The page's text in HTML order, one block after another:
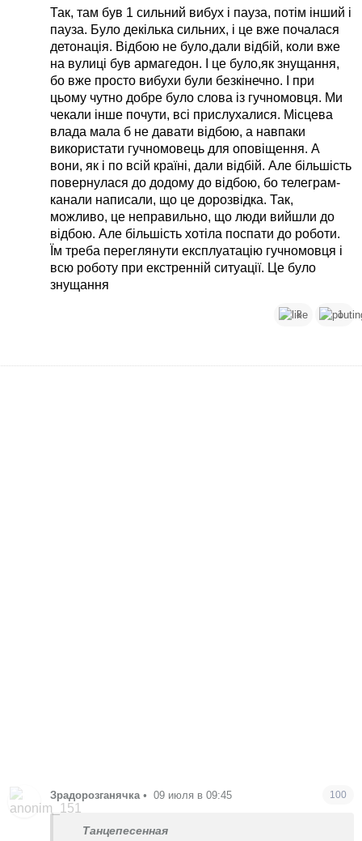
повідомлення про початок було написане у 4.15.
Були 2 сильні вибухи (які я переплутала з
прильотом ракет, а насправді то був початок
детонації, а потім звук перейшов на схожий на
безперервну стрілянину по шахедам і далі
наростав). Але відбій пролунав в телефоні вже
після початку детонації. Чи була сирена відбою
на пошті, я не знаю, бо мені не чутно її
Так, там був 1 сильний вибух і пауза, потім інший і
пауза. Було декілька сильних, і це вже почалася
детонація. Відбою не було,дали відбій, коли вже
на вулиці був армагедон. І це було,як знущання,
бо вже просто вибухи були безкінечно. І при
цьому чутно добре було слова із гучномовця. Ми
чекали інше почути, всі прислухалися. Місцева
влада мала б не давати відбою, а навпаки
використати гучномовець для оповіщення. А
вони, як і по всій країні, дали відбій. Але більшість
повернулася до додому до відбою, бо телеграм-
канали написали, що це дорозвідка. Так,
можливо, це неправильно, що люди вийшли до
відбою. Але більшість хотіла поспати до роботи.
Їм треба переглянути експлуатацію гучномовця і
всю роботу при екстренній ситуації. Це було
знущання
8 1
Зрадорозганячка • 09 июля в 09:45 100
Танцепесенная